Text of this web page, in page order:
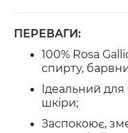
ПЕРЕВАГИ:
100% Rosa
спирту,
Ідеальний для
шкіри;
Заспокоює,